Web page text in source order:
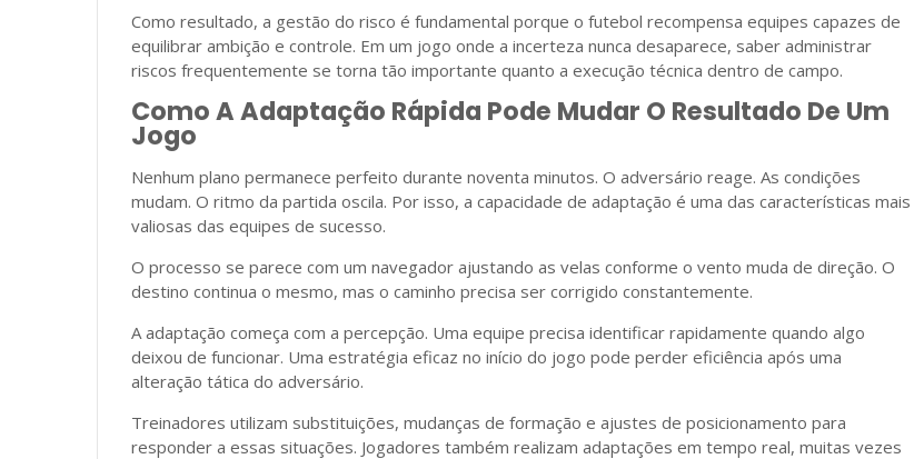
Como resultado, a gestão do risco é fundamental porque o futebol recompensa equipes capazes de
equilibrar ambição e controle. Em um jogo onde a incerteza nunca desaparece, saber administrar
riscos frequentemente se torna tão importante quanto a execução técnica dentro de campo.
Como A Adaptação Rápida Pode Mudar O Resultado De Um
Jogo
Nenhum plano permanece perfeito durante noventa minutos. O adversário reage. As condições
mudam. O ritmo da partida oscila. Por isso, a capacidade de adaptação é uma das características mais
valiosas das equipes de sucesso.
O processo se parece com um navegador ajustando as velas conforme o vento muda de direção. O
destino continua o mesmo, mas o caminho precisa ser corrigido constantemente.
A adaptação começa com a percepção. Uma equipe precisa identificar rapidamente quando algo
deixou de funcionar. Uma estratégia eficaz no início do jogo pode perder eficiência após uma
alteração tática do adversário.
Treinadores utilizam substituições, mudanças de formação e ajustes de posicionamento para
responder a essas situações. Jogadores também realizam adaptações em tempo real, muitas vezes